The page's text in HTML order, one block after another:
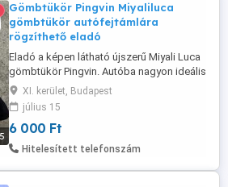
5
Gömbtükör Pingvin Miyaliluca
gömbtükör autófejtámlára
rögzíthető eladó
Eladó a képen látható újszerű Miyali Luca
gömbtükör Pingvin. Autóba nagyon ideális
a gyerkőcnek nagyon jó kis játék volt + az
autó belső tükréből látható volt.
Budapesten személyesen átvehető a
XII.kerületben Széchenyi hegyen szinte
bármikor (időnként pesti oldal is
XI. kerület, Budapest
július 15
6 000 Ft
Hitelesített telefonszám